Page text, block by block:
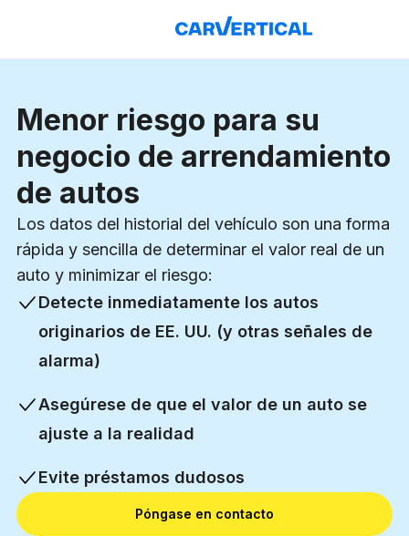
Menor riesgo para su
negocio de arrendamiento
de autos
Los datos del historial del vehículo son una forma
rápida y sencilla de determinar el valor real de un
auto y minimizar el riesgo:
Detecte inmediatamente los autos
originarios de EE. UU. (y otras señales de
alarma)
Asegúrese de que el valor de un auto se
ajuste a la realidad
Evite préstamos dudosos
Póngase en contacto